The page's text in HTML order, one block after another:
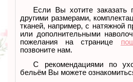
Если Вы хотите заказать
другими размерами,
тканей, например, с натяжной
или дополнительными
пожелания на странице
позвоните нам.
С рекомендациями по
бельём Вы можете